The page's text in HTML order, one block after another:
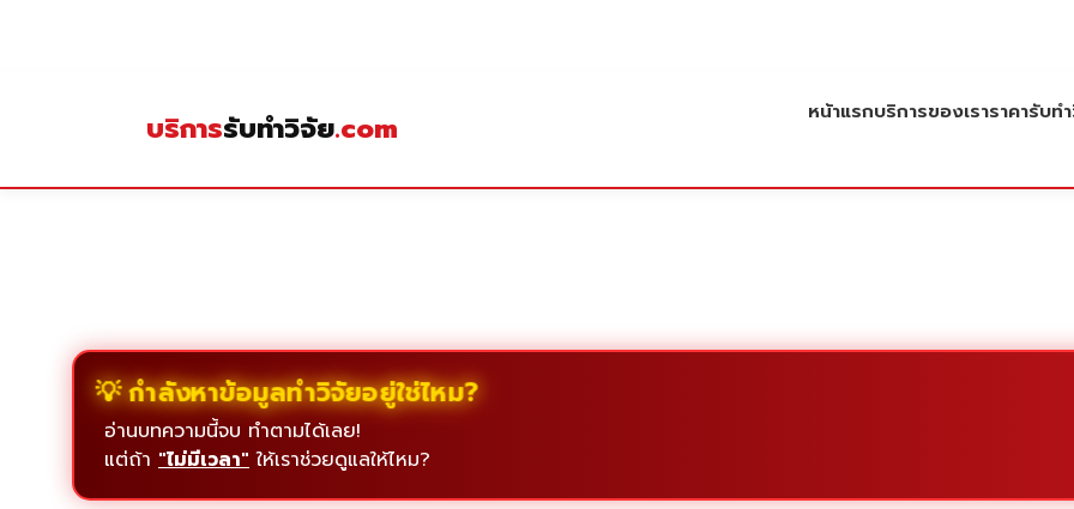
บริการรับทำวิจัย.com หน้าแรกบริการของเราราคารับท
💡 กำลังหาข้อมูลทำวิจัยอยู่ใช่ไหม?
อ่านบทความนี้จบ ทำตามได้เลย!
แต่ถ้า "ไม่มีเวลา" ให้เราช่วยดูแลให้ไหม?